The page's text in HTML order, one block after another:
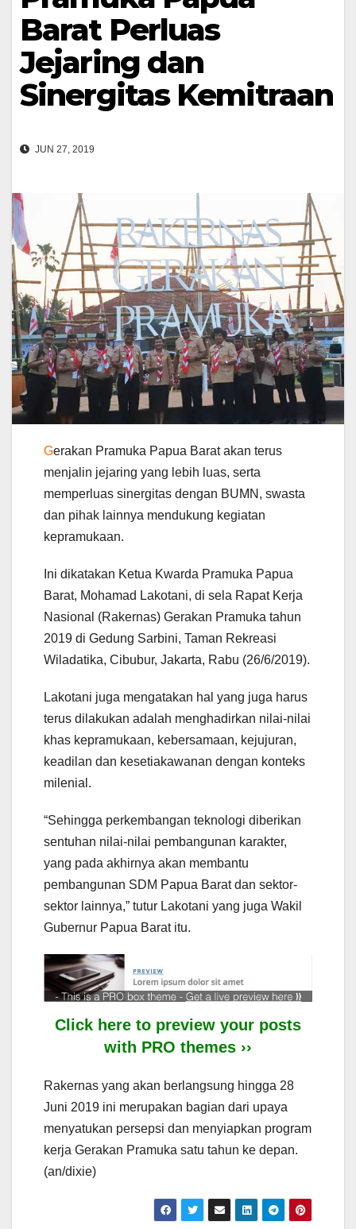
Barat Perluas
Jejaring dan
Sinergitas Kemitraan
JUN 27, 2019
Gerakan Pramuka Papua Barat akan terus
menjalin jejaring yang lebih luas, serta
memperluas sinergitas dengan BUMN, swasta
dan pihak lainnya mendukung kegiatan
kepramukaan.
Ini dikatakan Ketua Kwarda Pramuka Papua
Barat, Mohamad Lakotani, di sela Rapat Kerja
Nasional (Rakernas) Gerakan Pramuka tahun
2019 di Gedung Sarbini, Taman Rekreasi
Wiladatika, Cibubur, Jakarta, Rabu (26/6/2019).
Lakotani juga mengatakan hal yang juga harus
terus dilakukan adalah menghadirkan nilai-nilai
khas kepramukaan, kebersamaan, kejujuran,
keadilan dan kesetiakawanan dengan konteks
milenial.
“Sehingga perkembangan teknologi diberikan
sentuhan nilai-nilai pembangunan karakter,
yang pada akhirnya akan membantu
pembangunan SDM Papua Barat dan sektor-
sektor lainnya,” tutur Lakotani yang juga Wakil
Gubernur Papua Barat itu.
Click here to preview your posts
with PRO themes ››
Rakernas yang akan berlangsung hingga 28
Juni 2019 ini merupakan bagian dari upaya
menyatukan persepsi dan menyiapkan program
kerja Gerakan Pramuka satu tahun ke depan.
(an/dixie)